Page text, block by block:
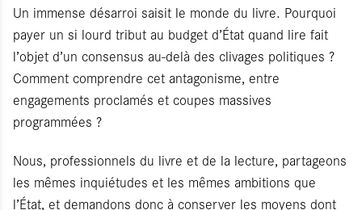
Un immense désarroi saisit le monde du livre. Pourquoi
payer un si lourd tribut au budget d’État quand lire fait
l’objet d’un consensus au-delà des clivages politiques ?
Comment comprendre cet antagonisme, entre
engagements proclamés et coupes massives
programmées ?
Nous, professionnels du livre et de la lecture, partageons
les mêmes inquiétudes et les mêmes ambitions que
l’État, et demandons donc à conserver les moyens dont